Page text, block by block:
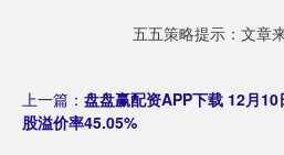
五五策略提示：文章
上一篇： 盘盘赢配资APP下载 12月
股溢价率45.05%